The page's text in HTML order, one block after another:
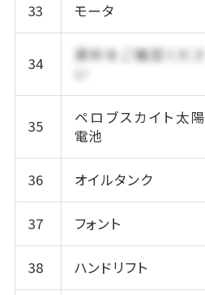
33 モータ
34
資料をご確認くださ
35
ペロブスカイト太陽
電池
36 オイルタンク
37 フォント
38 ハンドリフト